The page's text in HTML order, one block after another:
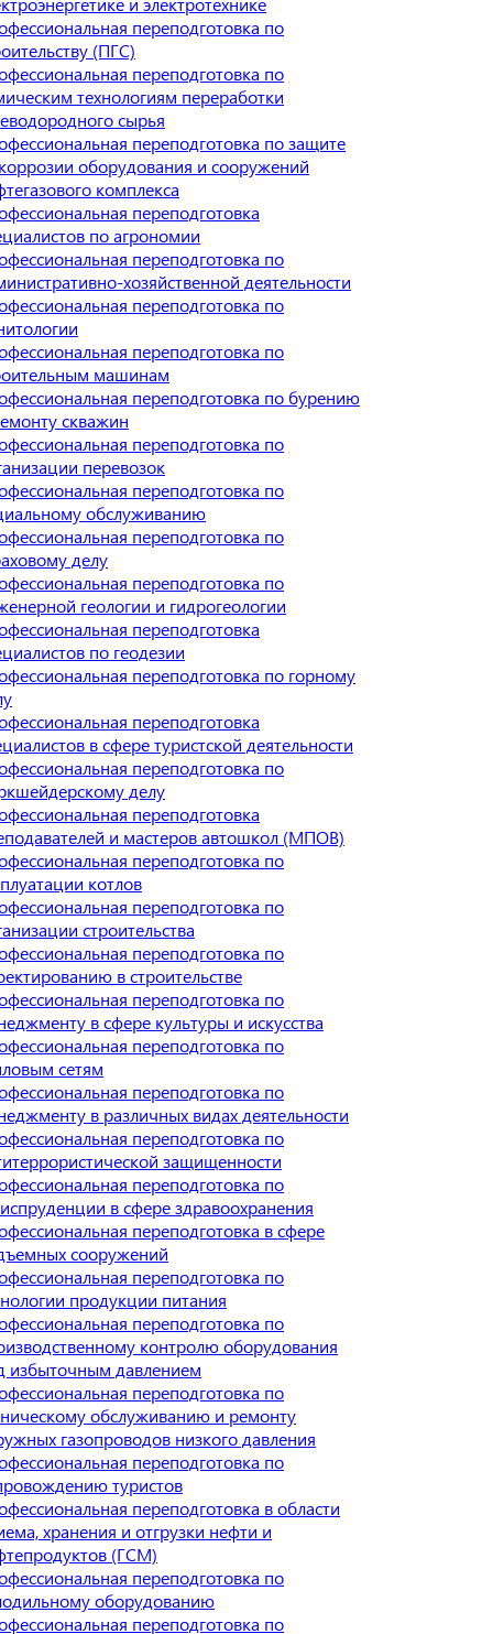
переподготовка по
(ПГС)
переподготовка по
технологиям переработки
сырья
переподготовка по защите
оборудования и сооружений
комплекса
переподготовка
по агрономии
переподготовка по
хозяйственной деятельности
переподготовка по
переподготовка по
машинам
переподготовка по бурению
скважин
переподготовка по
перевозок
переподготовка по
обслуживанию
переподготовка по
делу
переподготовка по
геологии и гидрогеологии
переподготовка
по геодезии
переподготовка по горному
переподготовка
в сфере туристской деятельности
переподготовка по
делу
переподготовка
и мастеров автошкол (МПОВ)
переподготовка по
котлов
переподготовка по
строительства
переподготовка по
в строительстве
переподготовка по
в сфере культуры и искусства
переподготовка по
сетям
переподготовка по
в различных видах деятельности
переподготовка по
защищенности
переподготовка по
в сфере здравоохранения
переподготовка в сфере
сооружений
переподготовка по
продукции питания
переподготовка по
контролю оборудования
избыточным давлением
переподготовка по
обслуживанию и ремонту
газопроводов низкого давления
переподготовка по
туристов
переподготовка в области
хранения и отгрузки нефти и
(ГСМ)
переподготовка по
оборудованию
переподготовка по